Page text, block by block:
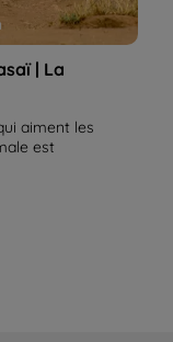
| La
aiment les
est